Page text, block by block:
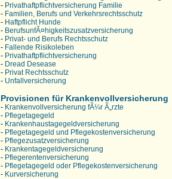
- Privathaftpflichtversicherung Familie
- Familien, Berufs und Verkehrsrechtsschutz
- Haftpflicht Hunde
- BerufsunfÃ¤higkeitszusatzversicherung
- Privat- und Berufs Rechtsschutz
- Fallende Risikoleben
- Privathaftpflichtversicherung
- Dread Desease
- Privat Rechtsschutz
- Unfallversicherung
Provisionen für Krankenvollversicherung
- Krankenvollversicherung fÃ¼r Ã„rzte
- Pflegetagegeld
- Krankenhaustagegeldversicherung
- Pflegetagegeld und Pflegekostenversicherung
- Pflegezusatzversicherung
- Krankentagegeldversicherung
- Pflegerentenversicherung
- Pflegetagegeld oder Pflegekostenversicherung
- Kurversicherung